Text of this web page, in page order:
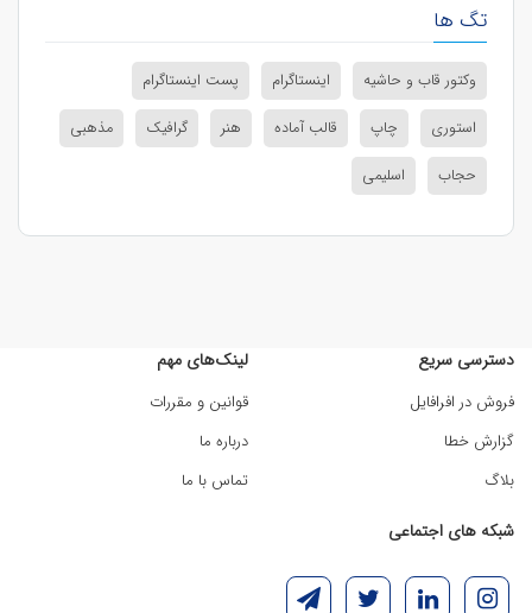
تگ ها
وکتور قاب و حاشیه اینستاگرام
پست اینستاگرام
استوری
چاپ قالب آماده هنر گرافیک
مذهبی
حجاب
اسلیمی
دسترسی سریع
فروش در افرافایل
گزارش خطا
بلاگ
لینک‌های مهم
قوانین و مقررات
درباره ما
تماس با ما
شبکه های اجتماعی